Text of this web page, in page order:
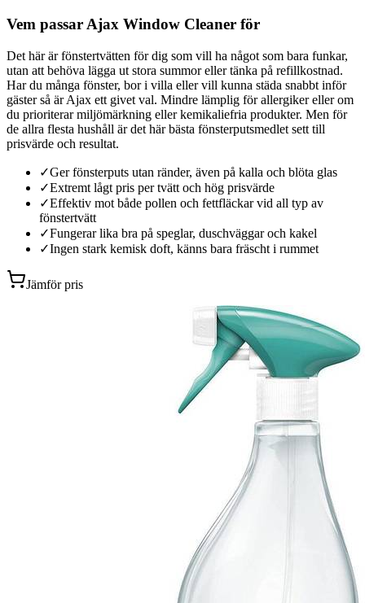
Vem passar Ajax Window Cleaner för
Det här är fönstertvätten för dig som vill ha något som bara funkar,
utan att behöva lägga ut stora summor eller tänka på refillkostnad.
Har du många fönster, bor i villa eller vill kunna städa snabbt inför
gäster så är Ajax ett givet val. Mindre lämplig för allergiker eller om
du prioriterar miljömärkning eller kemikaliefria produkter. Men för
de allra flesta hushåll är det här bästa fönsterputsmedlet sett till
prisvärde och resultat.
✓Ger fönsterputs utan ränder, även på kalla och blöta glas
✓Extremt lågt pris per tvätt och hög prisvärde
✓Effektiv mot både pollen och fettfläckar vid all typ av
fönstertvätt
✓Fungerar lika bra på speglar, duschväggar och kakel
✓Ingen stark kemisk doft, känns bara fräscht i rummet
Jämför pris